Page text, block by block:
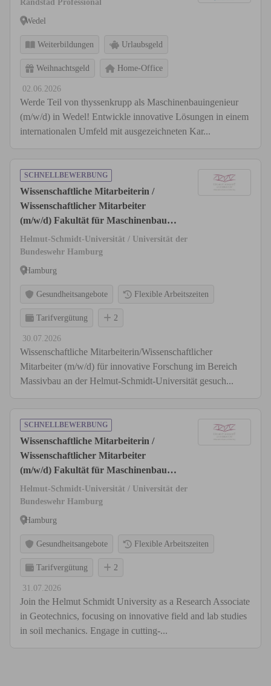
Randstad Professional
Wedel
Weiterbildungen Urlaubsgeld
Weihnachtsgeld Home-Office
02.06.2026
Werde Teil von thyssenkrupp als Maschinenbauingenieur
(m/w/d) in Wedel! Entwickle innovative Lösungen in einem
internationalen Umfeld mit ausgezeichneten Kar...
SCHNELLBEWERBUNG
Wissenschaftliche Mitarbeiterin /
Wissenschaftlicher Mitarbeiter
(m/w/d) Fakultät für Maschinenbau
und Bauingenieurwesen, Professur für
Massivbau
Helmut-Schmidt-Universität / Universität der
Bundeswehr Hamburg
Hamburg
Gesundheitsangebote Flexible Arbeitszeiten
Tarifvergütung 2
30.07.2026
Wissenschaftliche Mitarbeiterin/Wissenschaftlicher
Mitarbeiter (m/w/d) für innovative Forschung im Bereich
Massivbau an der Helmut-Schmidt-Universität gesuch...
SCHNELLBEWERBUNG
Wissenschaftliche Mitarbeiterin /
Wissenschaftlicher Mitarbeiter
(m/w/d) Fakultät für Maschinenbau
und Bauingenieurwesen, Professur für
Geotechnik
Helmut-Schmidt-Universität / Universität der
Bundeswehr Hamburg
Hamburg
Gesundheitsangebote Flexible Arbeitszeiten
Tarifvergütung 2
31.07.2026
Join the Helmut Schmidt University as a Research Associate
in Geotechnics, focusing on innovative field and lab studies
in soil mechanics. Engage in cutting-...